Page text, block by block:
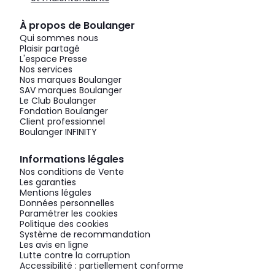
À propos de Boulanger
Qui sommes nous
Plaisir partagé
L'espace Presse
Nos services
Nos marques Boulanger
SAV marques Boulanger
Le Club Boulanger
Fondation Boulanger
Client professionnel
Boulanger INFINITY
Informations légales
Nos conditions de Vente
Les garanties
Mentions légales
Données personnelles
Paramétrer les cookies
Politique des cookies
Système de recommandation
Les avis en ligne
Lutte contre la corruption
Accessibilité : partiellement conforme